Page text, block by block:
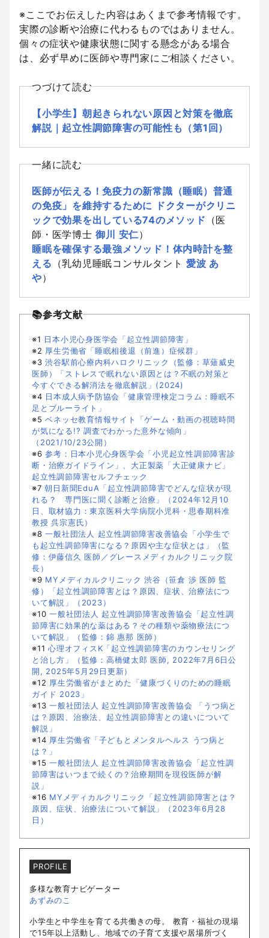
※ここでお伝えした内容はあくまで参考情報です。
実際の診断や治療に代わるものではありません。
個々の症状や健康状態に関する懸念がある場合
は、必ず早めに医師や専門家にご相談ください。
つづけて読む
【小学生】朝起きられない原因と対策を徹底
解説｜起立性調節障害の可能性も（第1回）
一緒に読む
医師が伝える！免疫力の新常識（睡眠）普通
の免疫」を維持するために ドクターがクリニ
ックで効果を出している74のメソッド （医
師・医学博士御川 安仁）
睡眠を確保する最強メソッド！体内時計を整
える （乳幼児睡眠コンサルタント 愛波 あ
や）
📚参考文献
※1 日本小児心身医学会「起立性調節障害」
※2 厚生労働省「睡眠相後退（前進）症候群」
※3渋谷駅前心療内科ハロクリニック（監修：草薙威史
医師）「ストレスで眠れない原因とは？不眠の対策と
今すぐできる解消法を徹底解説」(2024)
※4 日本成人病予防協会「健康管理検定コラム：睡眠不
足とブルーライト」
※5ベネッセ教育情報サイト「ゲーム・動画の視聴時間
が気になる!? 調査でわかった意外な傾向」
（2021/10/23公開）
※6参考：日本小児心身医学会「小児起立性調節障害診
断・治療ガイドライン」、大正製薬「大正健康ナビ」
起立性調節障害セルフチェック
※7朝日新聞EduA「起立性調節障害でどんな症状が現
れる？ 専門医に聞く診断と治療」（2024年12月10
日、取材協力：東京医科大学病院小児科・思春期科准
教授 呉宗憲氏）
※8一般社団法人 起立性調節障害改善協会「小学生で
も起立性調節障害になる？原因や主な症状とは」（監
修：伊藤信久 医師／グレースメディカルクリニック院
長）
※9 MYメディカルクリニック 渋谷（笹倉 渉 医師 監
修）「起立性調節障害とは？原因、症状、治療法につ
いて解説」（2023）
※10 一般社団法人 起立性調節障害改善協会「起立性調
節障害に効果的な薬はある？その種類や薬物療法につ
いて解説」（監修：錦 惠那 医師）
※11 心理オフィスK「起立性調節障害のカウンセリング
と治し方」（監修：高橋健太郎 医師, 2022年7月6日公
開, 2025年5月29日更新）
※12 厚生労働省がまとめた「健康づくりのための睡眠
ガイド 2023」
※13 一般社団法人 起立性調節障害改善協会 「うつ病と
は？原因、治療法、起立性調節障害との違いについて
解説」
※14 厚生労働省「子どもとメンタルヘルス うつ病と
は？」
※15 一般社団法人 起立性調節障害改善協会「起立性調
節障害はいつまで続くの？治療期間を現役医師が解
説」
※16 MYメディカルクリニック「起立性調節障害とは？
原因、症状、治療法について解説」（2023年6月28
日）
PROFILE
多様な教育ナビゲーター
あずみのこ
小学生と中学生を育てる共働きの母。 教育・福祉の現場
で15年以上活動し、地域での子育て支援や居場所づく